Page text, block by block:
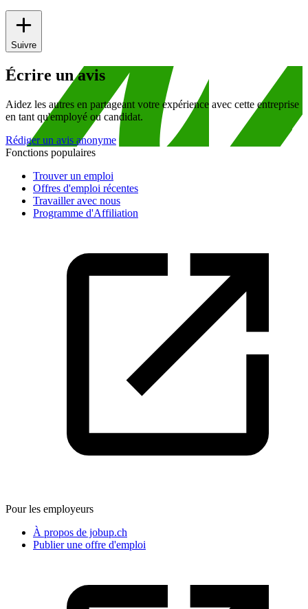
Suivre
Écrire un avis
Aidez les autres en partageant votre expérience avec cette entreprise
en tant qu'employé ou candidat.
Rédiger un avis anonyme
Fonctions populaires
Trouver un emploi
Offres d'emploi récentes
Travailler avec nous
Programme d'Affiliation
Pour les employeurs
À propos de jobup.ch
Publier une offre d'emploi